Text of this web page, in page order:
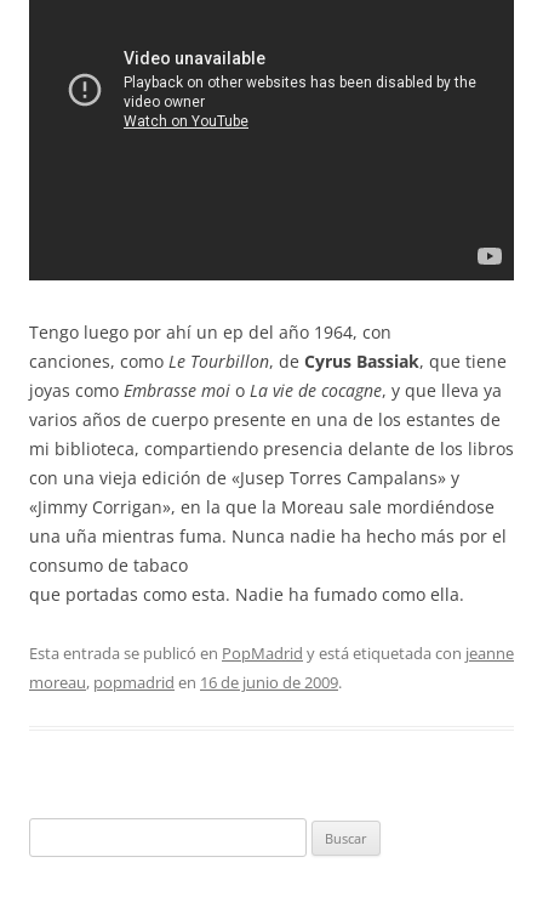
Tengo luego por ahí un ep del año 1964, con
canciones, como Le Tourbillon, de Cyrus Bassiak, que tiene
joyas como Embrasse moi o La vie de cocagne, y que lleva ya
varios años de cuerpo presente en una de los estantes de
mi biblioteca, compartiendo presencia delante de los libros
con una vieja edición de «Jusep Torres Campalans» y
«Jimmy Corrigan», en la que la Moreau sale mordiéndose
una uña mientras fuma. Nunca nadie ha hecho más por el
consumo de tabaco
que portadas como esta. Nadie ha fumado como ella.
Esta entrada se publicó en PopMadrid y está etiquetada con jeanne
moreau, popmadrid en 16 de junio de 2009.